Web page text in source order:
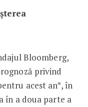
Bloomberg,
privind
acest an*, în
în a doua parte a